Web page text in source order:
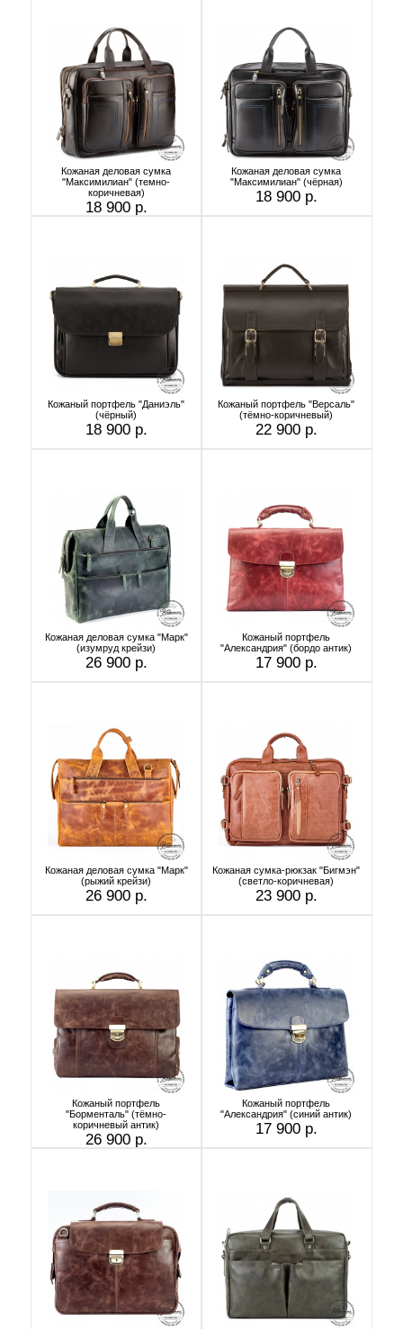
Кожаная деловая сумка
"Максимилиан" (темно-
коричневая)
18 900 р.
Кожаная деловая сумка
"Максимилиан" (чёрная)
18 900 р.
Кожаный портфель "Даниэль"
(чёрный)
18 900 р.
Кожаный портфель "Версаль"
(тёмно-коричневый)
22 900 р.
Кожаная деловая сумка "Марк"
(изумруд крейзи)
26 900 р.
Кожаный портфель
"Александрия" (бордо антик)
17 900 р.
Кожаная деловая сумка "Марк"
(рыжий крейзи)
26 900 р.
Кожаная сумка-рюкзак "Бигмэн"
(светло-коричневая)
23 900 р.
Кожаный портфель
"Борменталь" (тёмно-
коричневый антик)
26 900 р.
Кожаный портфель
"Александрия" (синий антик)
17 900 р.